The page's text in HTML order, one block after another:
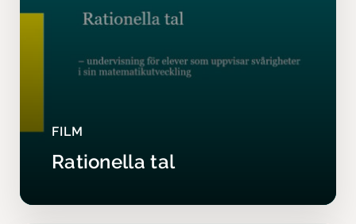
FILM
Rationella tal